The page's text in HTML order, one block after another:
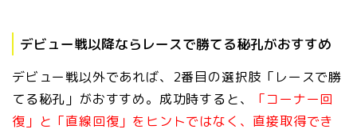
デビュー戦以降ならレースで勝てる秘孔がおすすめ
デビュー戦以外であれば、2番目の選択肢「レースで勝
てる秘孔」がおすすめ。成功時すると、
「コーナー回
復」と「直線回復」をヒントではなく、直接取得でき